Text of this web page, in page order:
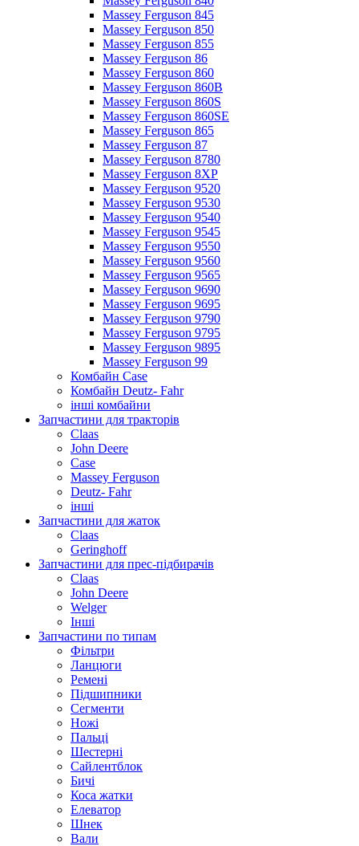
Massey Ferguson 845
Massey Ferguson 850
Massey Ferguson 855
Massey Ferguson 86
Massey Ferguson 860
Massey Ferguson 860B
Massey Ferguson 860S
Massey Ferguson 860SE
Massey Ferguson 865
Massey Ferguson 87
Massey Ferguson 8780
Massey Ferguson 8XP
Massey Ferguson 9520
Massey Ferguson 9530
Massey Ferguson 9540
Massey Ferguson 9545
Massey Ferguson 9550
Massey Ferguson 9560
Massey Ferguson 9565
Massey Ferguson 9690
Massey Ferguson 9695
Massey Ferguson 9790
Massey Ferguson 9795
Massey Ferguson 9895
Massey Ferguson 99
Комбайн Case
Комбайн Deutz- Fahr
інші комбайни
Запчастини для тракторів
Claas
John Deere
Case
Massey Ferguson
Deutz- Fahr
інші
Запчастини для жаток
Claas
Geringhoff
Запчастини для прес-підбирачів
Claas
John Deere
Welger
Інші
Запчастини по типам
Фільтри
Ланцюги
Ремені
Підшипники
Сегменти
Ножі
Пальці
Шестерні
Сайлентблок
Бичі
Коса жатки
Елеватор
Шнек
Вали